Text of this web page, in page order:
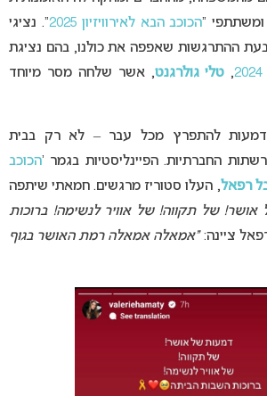
“הכוכב הבא לאירוויזיון 2025
“. נציגי
ההתרגשות שאפפה את כולנו, בהם נציגת
, טלי גולרגנט, אשר שלחה מסר מיוחד
להתפרץ מכל עבר – לא רק בבית
החברתיות. הפיינליסטיות בגמר ‘הכוכב
רפאל, העלו סטוריז מרגשים. חמאתי שיתפה
אושר! של תקווה! של אוויר לנשימה! ברוכות
רפאל ציינה:“אמאלה אמאלה רמת האושר בגוף